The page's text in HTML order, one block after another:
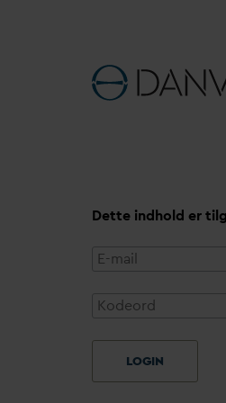
Dette indhold er
LOGIN